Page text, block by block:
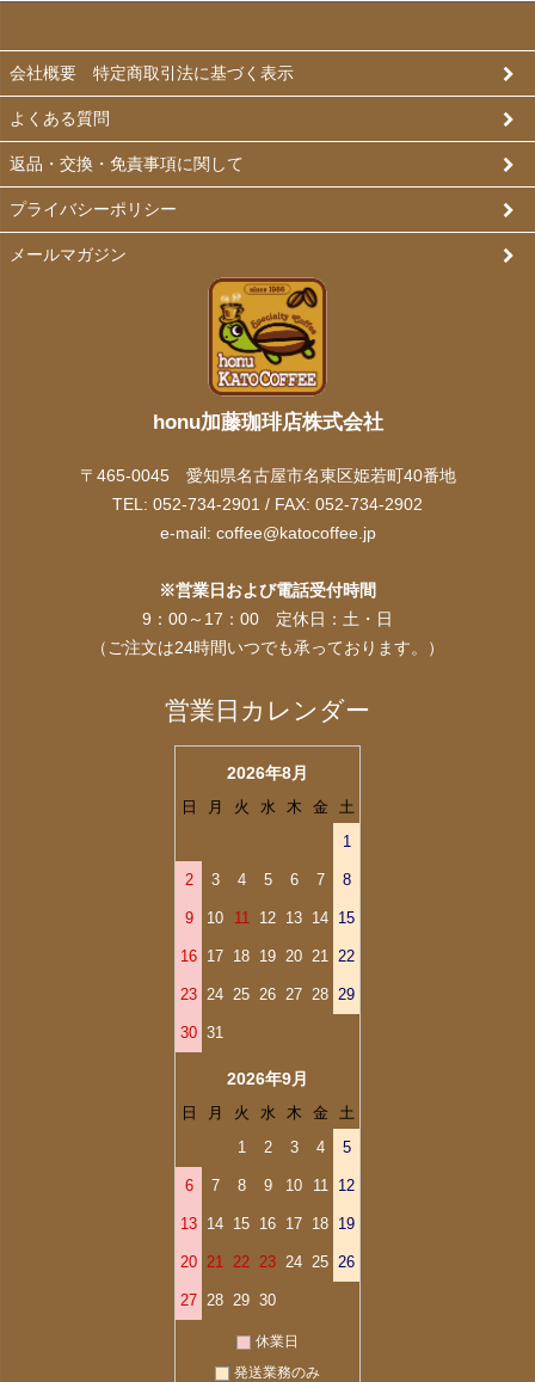
honu加藤珈琲店株式会社
〒465-0045 愛知県名古屋市名東区姫若町40番地
TEL: 052-734-2901 / FAX: 052-734-2902
e-mail: coffee@katocoffee.jp
※営業日および電話受付時間
9：00～17：00 定休日：土・日
（ご注文は24時間いつでも承っております。）
営業日カレンダー
2026年8月
日 月 火 水 木 金
土
1
2 3 4 5 6 7 8
9 10 11 12 13 14 15
16 17 18 19 20 21 22
23 24 25 26 27 28 29
30 31
2026年9月
日 月 火 水 木 金
土
1
2 3 4 5
6 7 8 9 10 11 12
13 14 15 16 17 18 19
20 21 22 23 24 25 26
27 28 29 30
休業日
発送業務のみ
会社概要 特定商取引法に基づく表示
よくある質問
返品・交換・免責事項に関して
プライバシーポリシー
メールマガジン